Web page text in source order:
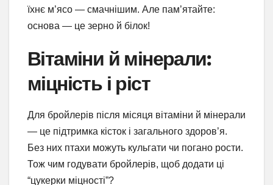
їхнє м’ясо — смачнішим. Але пам’ятайте:
основа — це зерно й білок!
Вітаміни й мінерали:
міцність і ріст
Для бройлерів після місяця вітаміни й мінерали
— це підтримка кісток і загального здоров’я.
Без них птахи можуть кульгати чи погано рости.
Тож чим годувати бройлерів, щоб додати ці
“цукерки міцності”?